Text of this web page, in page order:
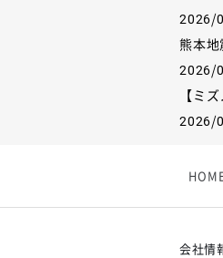
2026/
熊本地
2026/
【ミ
2026/
2026/
ゴール
会社情